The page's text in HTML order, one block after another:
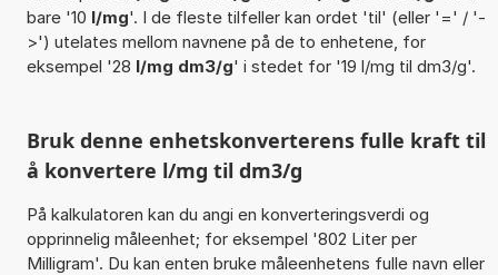
bare '10 l/mg'. I de fleste tilfeller kan ordet 'til' (eller '=' / '-
>') utelates mellom navnene på de to enhetene, for
eksempel '28 l/mg dm3/g' i stedet for '19 l/mg til dm3/g'.
Bruk denne enhetskonverterens fulle kraft til
å konvertere l/mg til dm3/g
På kalkulatoren kan du angi en konverteringsverdi og
opprinnelig måleenhet; for eksempel '802 Liter per
Milligram'. Du kan enten bruke måleenhetens fulle navn eller